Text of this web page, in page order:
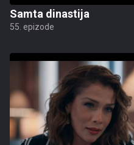
Samta dinastija
55. epizode